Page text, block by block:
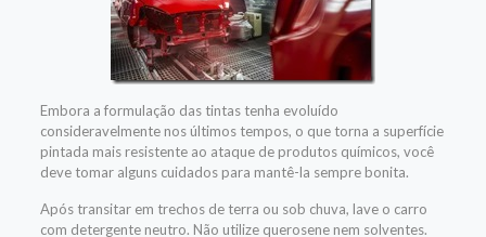
Embora a formulação das tintas tenha evoluído
consideravelmente nos últimos tempos, o que torna a superfície
pintada mais resistente ao ataque de produtos químicos, você
deve tomar alguns cuidados para mantê-la sempre bonita.
Após transitar em trechos de terra ou sob chuva, lave o carro
com detergente neutro. Não utilize querosene nem solventes.